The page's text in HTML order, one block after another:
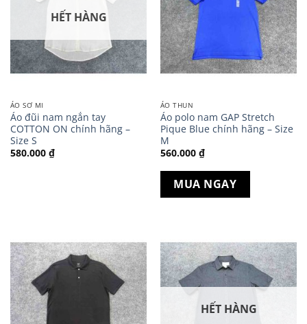
HẾT HÀNG
ÁO SƠ MI
Áo đũi nam ngắn tay
COTTON ON chính hãng –
Size S
580.000 ₫
ÁO THUN
Áo polo nam GAP Stretch
Pique Blue chính hãng – Size
M
560.000 ₫
MUA NGAY
HẾT HÀNG